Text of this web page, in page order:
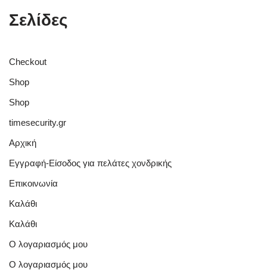
Σελίδες
Checkout
Shop
Shop
timesecurity.gr
Αρχική
Εγγραφή-Είσοδος για πελάτες χονδρικής
Επικοινωνία
Καλάθι
Καλάθι
Ο λογαριασμός μου
Ο λογαριασμός μου